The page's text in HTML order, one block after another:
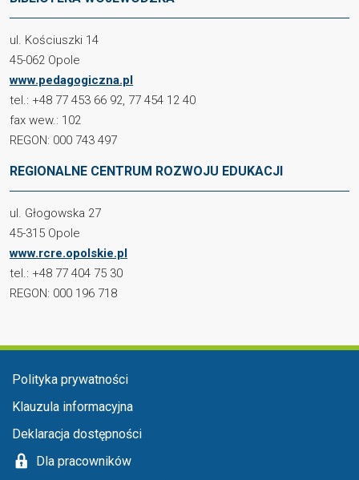
ul. Kościuszki 14
45-062 Opole
www.pedagogiczna.pl
tel.: +48 77 453 66 92, 77 454 12 40
fax wew.: 102
REGON: 000 743 497
REGIONALNE CENTRUM ROZWOJU EDUKACJI
ul. Głogowska 27
45-315 Opole
www.rcre.opolskie.pl
tel.: +48 77 404 75 30
REGON: 000 196 718
Menu stopka
Polityka prywatności
Klauzula informacyjna
Deklaracja dostępności
Dla pracowników